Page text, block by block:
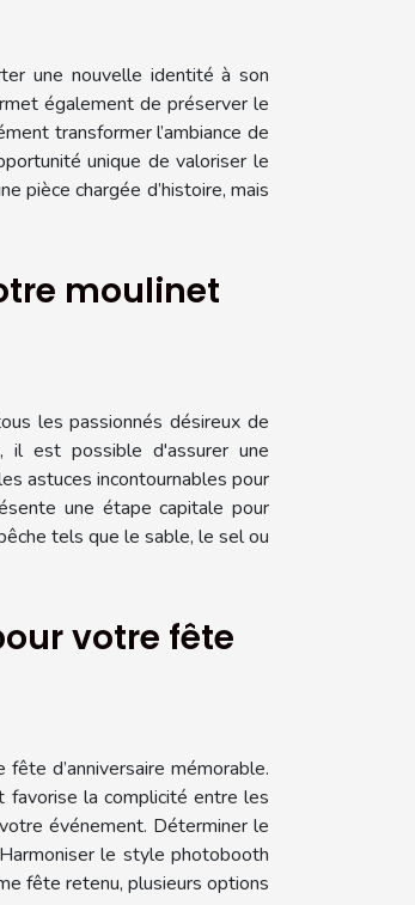
une nouvelle identité à son
également de préserver le
transformer l’ambiance de
unique de valoriser le
pièce chargée d’histoire, mais
moulinet
les passionnés désireux de
il est possible d'assurer une
astuces incontournables pour
une étape capitale pour
tels que le sable, le sel ou
votre fête
d’anniversaire mémorable.
favorise la complicité entre les
événement. Déterminer le
le style photobooth
fête retenu, plusieurs options